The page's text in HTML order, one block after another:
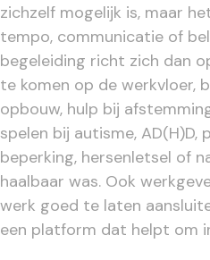
zichzelf mogelijk is, maar
tempo, communicatie of
begeleiding richt zich dan
te komen op de werkvloer,
opbouw, hulp bij
spelen bij autisme, AD(H)D,
beperking, hersenletsel of
haalbaar was. Ook
werk goed te laten
een platform dat helpt om